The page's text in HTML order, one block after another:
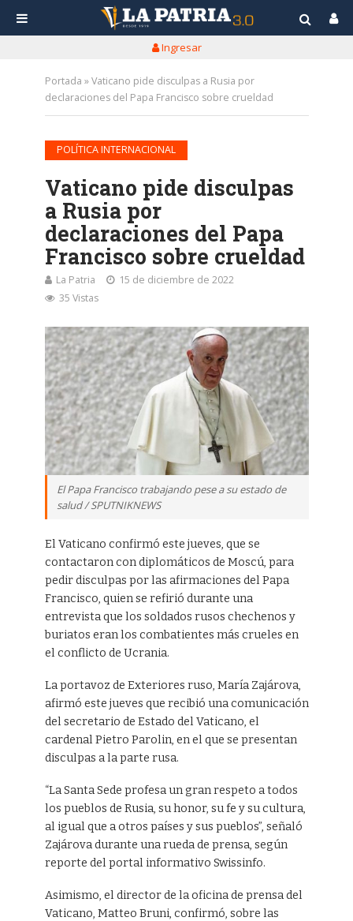
Ingresar
Portada »Vaticano pide disculpas a Rusia por
declaraciones del Papa Francisco sobre crueldad
POLÍTICA INTERNACIONAL
Vaticano pide disculpas
a Rusia por
declaraciones del Papa
Francisco sobre crueldad
La Patria
15 de diciembre de 2022
35 Vistas
El Papa Francisco trabajando pese a su estado de
salud / SPUTNIKNEWS
El Vaticano confirmó este jueves, que se
contactaron con diplomáticos de Moscú, para
pedir disculpas por las afirmaciones del Papa
Francisco, quien se refirió durante una
entrevista que los soldados rusos chechenos y
buriatos eran los combatientes más crueles en
el conflicto de Ucrania.
La portavoz de Exteriores ruso, María Zajárova,
afirmó este jueves que recibió una comunicación
del secretario de Estado del Vaticano, el
cardenal Pietro Parolin, en el que se presentan
disculpas a la parte rusa.
“La Santa Sede profesa un gran respeto a todos
los pueblos de Rusia, su honor, su fe y su cultura,
al igual que a otros países y sus pueblos”, señaló
Zajárova durante una rueda de prensa, según
reporte del portal informativo Swissinfo.
Asimismo, el director de la oficina de prensa del
Vaticano, Matteo Bruni, confirmó, sobre las